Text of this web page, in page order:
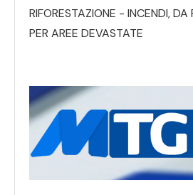
RIFORESTAZIONE - INCENDI, DA
PER AREE DEVASTATE